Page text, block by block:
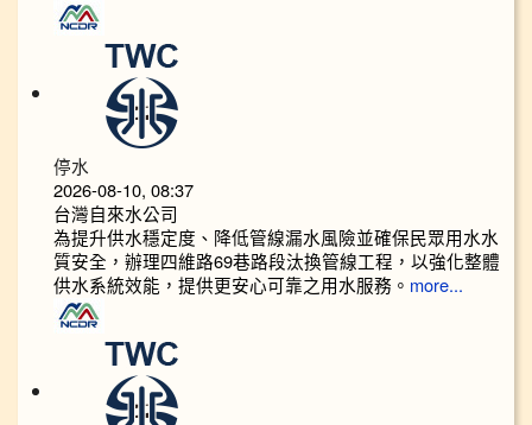
停水
2026-08-10, 08:37
台灣自來水公司
為提升供水穩定度、降低管線漏水風險並確保民眾用水水
質安全，辦理四維路69巷路段汰換管線工程，以強化整體
供水系統效能，提供更安心可靠之用水服務。 more...